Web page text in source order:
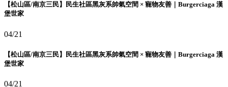
【松山區/南京三民】民生社區黑灰系帥氣空間 × 寵物友善｜Burgerciaga 漢
堡世家
04/21
【松山區/南京三民】民生社區黑灰系帥氣空間 × 寵物友善｜Burgerciaga 漢
堡世家
04/21